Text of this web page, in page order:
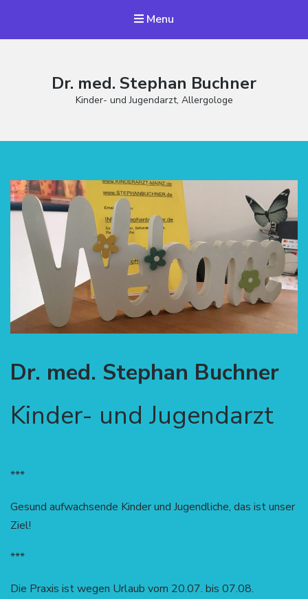
Menu
Dr. med. Stephan Buchner
Kinder- und Jugendarzt, Allergologe
Dr. med. Stephan Buchner
Kinder- und Jugendarzt
***
Gesund aufwachsende Kinder und Jugendliche, das ist unser
Ziel!
***
Die Praxis ist wegen Urlaub vom 20.07. bis 07.08.